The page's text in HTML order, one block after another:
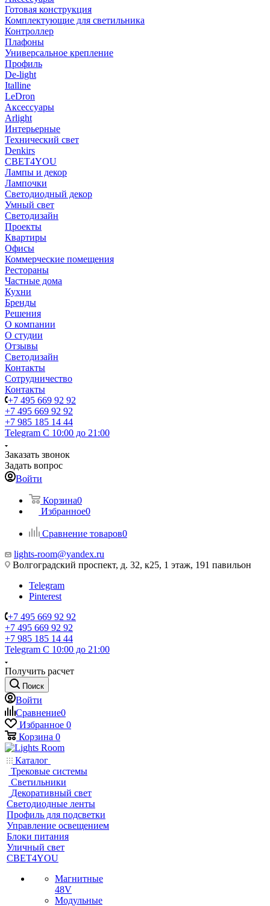
Готовая конструкция
Комплектующие для светильника
Контроллер
Плафоны
Универсальное крепление
Профиль
De-light
Italline
LeDron
Аксессуары
Arlight
Интерьерные
Технический свет
Denkirs
СВЕТ4YOU
Лампы и декор
Лампочки
Светодиодный декор
Умный свет
Светодизайн
Проекты
Квартиры
Офисы
Коммерческие помещения
Рестораны
Частные дома
Кухни
Бренды
Решения
О компании
О студии
Отзывы
Светодизайн
Контакты
Сотрудничество
Контакты
+7 495 669 92 92
+7 495 669 92 92
+7 985 185 14 44
Telegram С 10:00 до 21:00
Заказать звонок
Задать вопрос
Войти
Корзина0
Избранное0
Сравнение товаров0
lights-room@yandex.ru
Волгоградский проспект, д. 32, к25, 1 этаж, 191 павильон
Telegram
Pinterest
+7 495 669 92 92
+7 495 669 92 92
+7 985 185 14 44
Telegram С 10:00 до 21:00
Получить расчет
Поиск
Войти
Сравнение0
Избранное 0
Корзина 0
Каталог
Трековые системы
Светильники
Декоративный свет
Светодиодные ленты
Профиль для подсветки
Управление освещением
Блоки питания
Уличный свет
СВЕТ4YOU
Магнитные
48V
Модульные